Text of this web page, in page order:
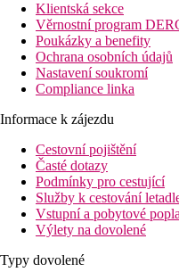
Klientská sekce
Věrnostní program
Poukázky a benefity
Ochrana osobních údajů
Nastavení soukromí
Compliance linka
Informace k zájezdu
Cestovní pojištění
Časté dotazy
Podmínky pro cestující
Služby k cestování
Vstupní a pobytové
Výlety na dovolené
Typy dovolené